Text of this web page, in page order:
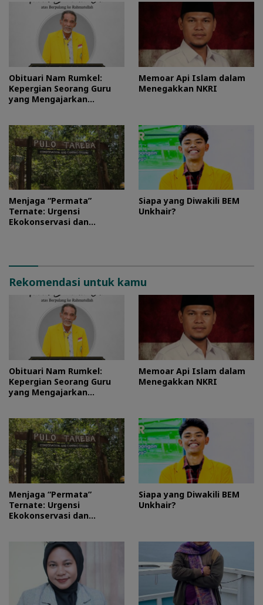
Obituari Nam Rumkel:
Kepergian Seorang Guru
yang Mengajarkan
Memoar Api Islam dalam
Menegakkan NKRI
Menjaga “Permata”
Ternate: Urgensi
Ekokonservasi dan
Siapa yang Diwakili BEM
Unkhair?
Rekomendasi untuk kamu
Obituari Nam Rumkel:
Kepergian Seorang Guru
yang Mengajarkan
Memoar Api Islam dalam
Menegakkan NKRI
Menjaga “Permata”
Ternate: Urgensi
Ekokonservasi dan
Siapa yang Diwakili BEM
Unkhair?